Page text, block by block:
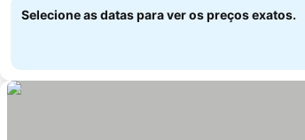
Selecione as datas para ver os preços exatos.